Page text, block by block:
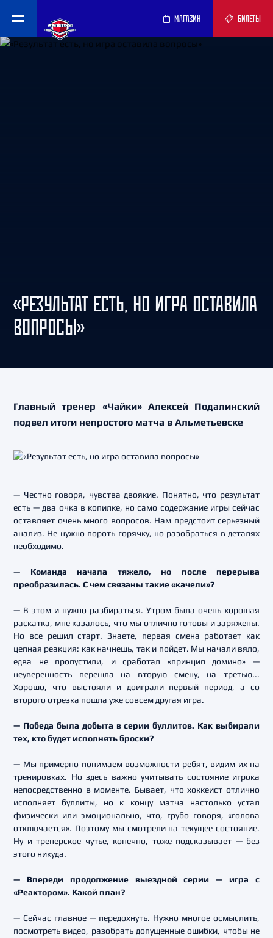
МАГАЗИН БИЛЕТЫ
«РЕЗУЛЬТАТ ЕСТЬ, НО ИГРА ОСТАВИЛА
ВОПРОСЫ»
Главный тренер «Чайки» Алексей Подалинский
подвел итоги непростого матча в Альметьевске
— Честно говоря, чувства двоякие. Понятно, что результат
есть — два очка в копилке, но само содержание игры сейчас
оставляет очень много вопросов. Нам предстоит серьезный
анализ. Не нужно пороть горячку, но разобраться в деталях
необходимо.
— Команда начала тяжело, но после перерыва
преобразилась. С чем связаны такие «качели»?
— В этом и нужно разбираться. Утром была очень хорошая
раскатка, мне казалось, что мы отлично готовы и заряжены.
Но все решил старт. Знаете, первая смена работает как
цепная реакция: как начнешь, так и пойдет. Мы начали вяло,
едва не пропустили, и сработал «принцип домино» —
неуверенность перешла на вторую смену, на третью...
Хорошо, что выстояли и доиграли первый период, а со
второго отрезка пошла уже совсем другая игра.
— Победа была добыта в серии буллитов. Как выбирали
тех, кто будет исполнять броски?
— Мы примерно понимаем возможности ребят, видим их на
тренировках. Но здесь важно учитывать состояние игрока
непосредственно в моменте. Бывает, что хоккеист отлично
исполняет буллиты, но к концу матча настолько устал
физически или эмоционально, что, грубо говоря, «голова
отключается». Поэтому мы смотрели на текущее состояние.
Ну и тренерское чутье, конечно, тоже подсказывает — без
этого никуда.
— Впереди продолжение выездной серии — игра с
«Реактором». Какой план?
— Сейчас главное — передохнуть. Нужно многое осмыслить,
посмотреть видео, разобрать допущенные ошибки, чтобы не